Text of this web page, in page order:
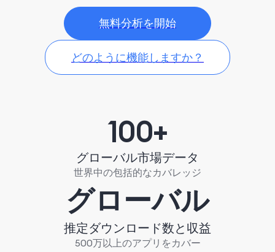
無料分析を開始
どのように機能しますか？
100+
グローバル市場データ
世界中の包括的なカバレッジ
グローバル
推定ダウンロード数と収益
500万以上のアプリをカバー